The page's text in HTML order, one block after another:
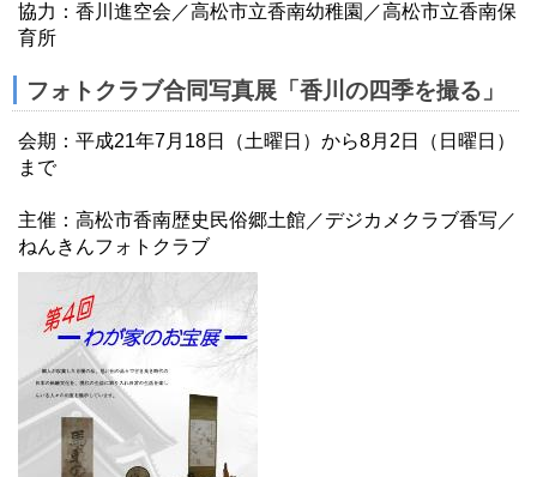
協力：香川進空会／高松市立香南幼稚園／高松市立香南保
育所
フォトクラブ合同写真展「香川の四季を撮る」
会期：平成21年7月18日（土曜日）から8月2日（日曜日）
まで
主催：高松市香南歴史民俗郷土館／デジカメクラブ香写／
ねんきんフォトクラブ